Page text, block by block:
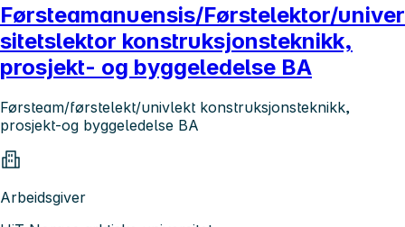
Førsteamanuensis/Førstelektor/univer
sitetslektor konstruksjonsteknikk,
prosjekt- og byggeledelse BA
Førsteam/førstelekt/univlekt konstruksjonsteknikk,
prosjekt-og byggeledelse BA
Arbeidsgiver